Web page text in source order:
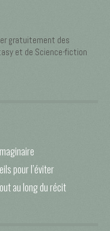
gratuitement des
et de Science-fiction
pour l’éviter
au long du récit